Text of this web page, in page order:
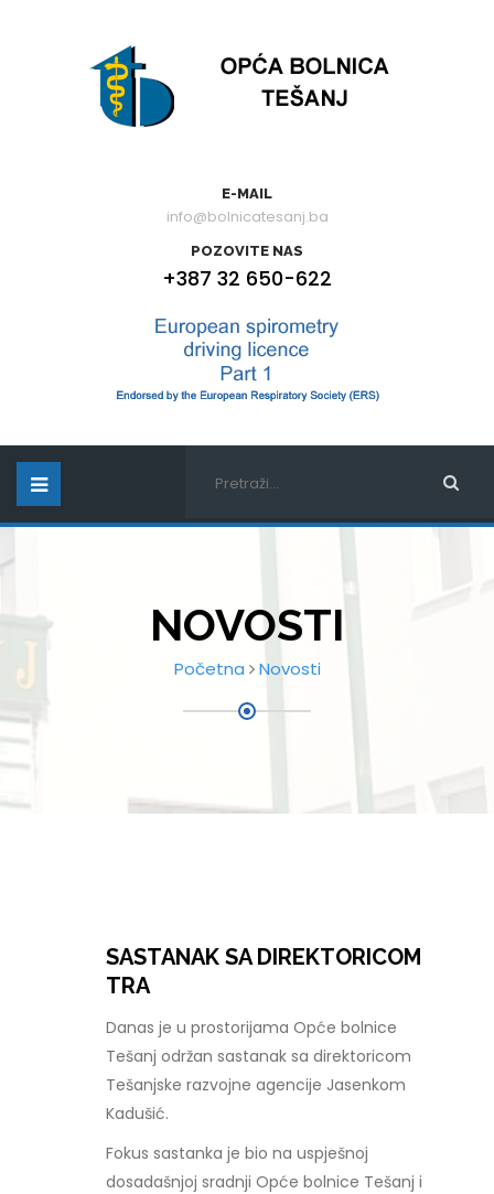
E-MAIL
info@bolnicatesanj.ba
POZOVITE NAS
+387 32 650-622
NOVOSTI
Početna Novosti
SASTANAK SA DIREKTORICOM
TRA
Danas je u prostorijama Opće bolnice
Tešanj održan sastanak sa direktoricom
Tešanjske razvojne agencije Jasenkom
Kadušić.
Fokus sastanka je bio na uspješnoj
dosadašnjoj sradnji Opće bolnice Tešanj i